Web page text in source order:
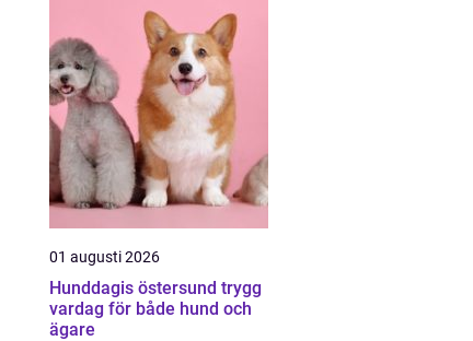
01 augusti 2026
Hunddagis östersund trygg
vardag för både hund och
ägare